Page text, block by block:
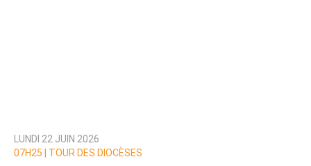
LUNDI 22 JUIN 2026
07H25 |
TOUR DES DIOCÈSES